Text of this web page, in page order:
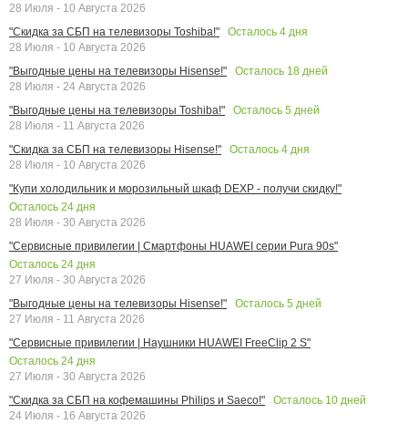
28 Июля - 10 Августа 2026
"Скидка за СБП на телевизоры Toshiba!"
Осталось 4 дня
28 Июля - 10 Августа 2026
"Выгодные цены на телевизоры Hisense!"
Осталось 18 дней
28 Июля - 24 Августа 2026
"Выгодные цены на телевизоры Toshiba!"
Осталось 5 дней
28 Июля - 11 Августа 2026
"Скидка за СБП на телевизоры Hisense!"
Осталось 4 дня
28 Июля - 10 Августа 2026
"Купи холодильник и морозильный шкаф DEXP - получи скидку!"
Осталось 24 дня
28 Июля - 30 Августа 2026
"Сервисные привилегии | Смартфоны HUAWEI серии Pura 90s"
Осталось 24 дня
27 Июля - 30 Августа 2026
"Выгодные цены на телевизоры Hisense!"
Осталось 5 дней
27 Июля - 11 Августа 2026
"Сервисные привилегии | Наушники HUAWEI FreeClip 2 S"
Осталось 24 дня
27 Июля - 30 Августа 2026
"Скидка за СБП на кофемашины Philips и Saeco!"
Осталось 10 дней
24 Июля - 16 Августа 2026